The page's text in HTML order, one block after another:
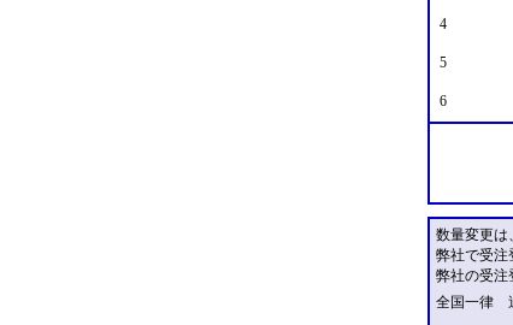
4
5
6
数量変更は
弊社で受注
弊社の受注
全国一律